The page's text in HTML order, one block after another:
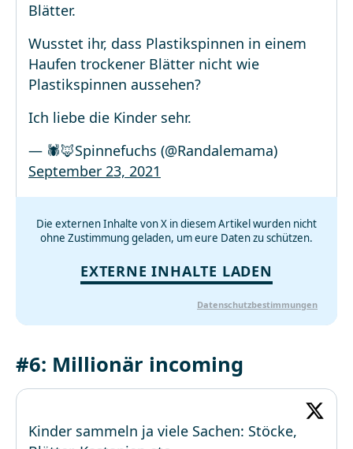
Blätter.
Wusstet ihr, dass Plastikspinnen in einem
Haufen trockener Blätter nicht wie
Plastikspinnen aussehen?
Ich liebe die Kinder sehr.
— 🕷🦊Spinnefuchs (@Randalemama)
September 23, 2021
Die externen Inhalte von X in diesem Artikel wurden nicht
ohne Zustimmung geladen, um eure Daten zu schützen.
EXTERNE INHALTE LADEN
Datenschutzbestimmungen
#6: Millionär incoming
Kinder sammeln ja viele Sachen: Stöcke,